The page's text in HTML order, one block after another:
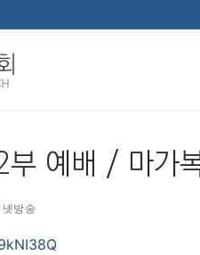
예배 / 마가
넷방송